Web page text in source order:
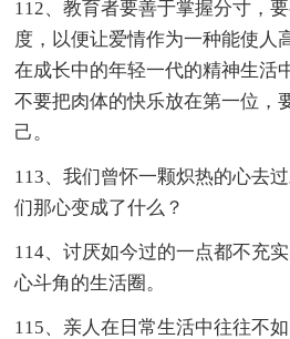
112、教育者要善于掌握分寸，
度，以便让爱情作为一种能使人
在成长中的年轻一代的精神生活
不要把肉体的快乐放在第一位，
己。
113、我们曾怀一颗炽热的心去
们那心变成了什么？
114、讨厌如今过的一点都不充
心斗角的生活圈。
115、亲人在日常生活中往往不